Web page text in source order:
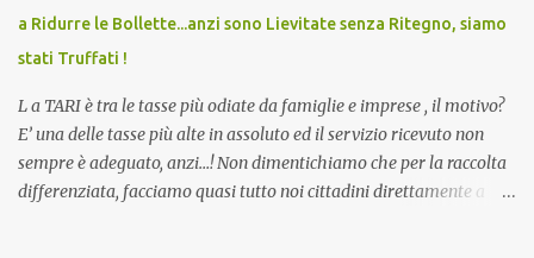
a Ridurre le Bollette...anzi sono Lievitate senza Ritegno, siamo
stati Truffati !
L a TARI è tra le tasse più odiate da famiglie e imprese , il motivo?
E’ una delle tasse più alte in assoluto ed il servizio ricevuto non
sempre è adeguato, anzi…! Non dimentichiamo che per la raccolta
differenziata, facciamo quasi tutto noi cittadini direttamente a